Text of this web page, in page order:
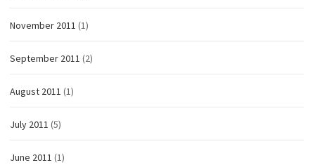
November 2011 (1)
September 2011 (2)
August 2011 (1)
July 2011 (5)
June 2011 (1)